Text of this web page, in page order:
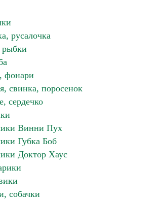
русалочка
фонари
свинка, поросенок
сердечко
Винни Пух
Губка Боб
Доктор Хаус
собачки